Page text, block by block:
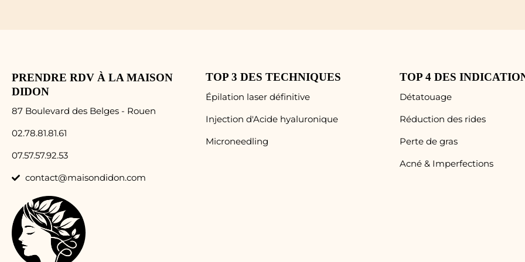
PRENDRE RDV À LA MAISON
DIDON
87 Boulevard des Belges - Rouen
02.78.81.81.61
07.57.57.92.53
contact@maisondidon.com
TOP 3 DES TECHNIQUES
Épilation laser définitive
Injection d'Acide hyaluronique
Microneedling
TOP 4 DES
Détatouage
Réduction des rides
Perte de gras
Acné & Imperfections